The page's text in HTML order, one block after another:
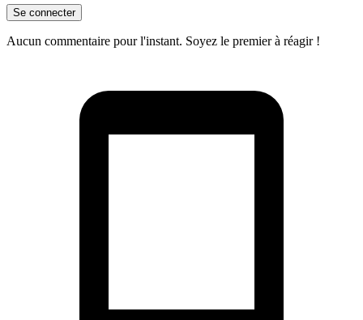
Se connecter
Aucun commentaire pour l'instant. Soyez le premier à réagir !